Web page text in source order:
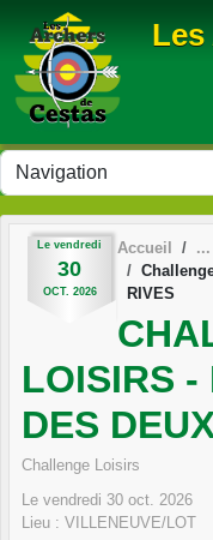
Les
Le vendredi
30
OCT. 2026
Accueil
RIVES
LOISIRS -
DES
Challenge Loisirs
Le vendredi 30 oct. 2026
Lieu : VILLENEUVE/LOT
Panneau de gestion des